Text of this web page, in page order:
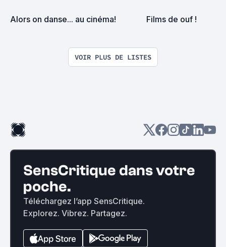
Alors on danse... au cinéma! Films de ouf !
VOIR PLUS DE LISTES
SensCritique dans votre
poche.
Téléchargez l’app SensCritique.
Explorez. Vibrez. Partagez.